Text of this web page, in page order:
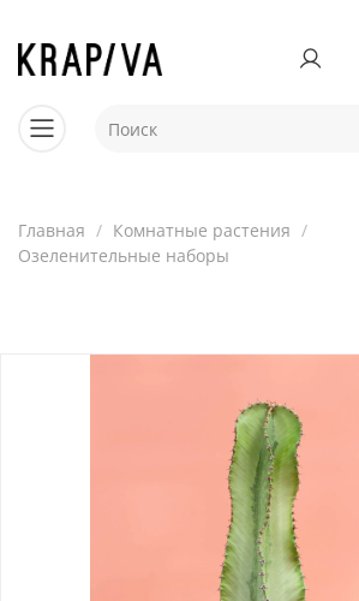
Главная
Комнатные растения
Озеленительные наборы